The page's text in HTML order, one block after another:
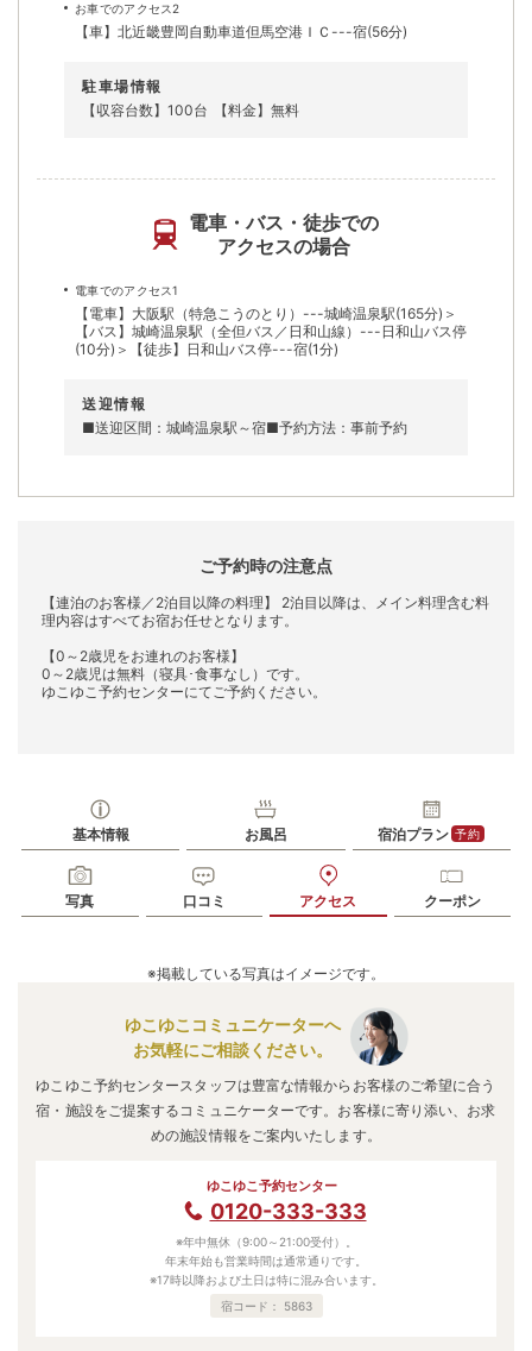
お車でのアクセス2
【車】北近畿豊岡自動車道但馬空港ＩＣ---宿(56分)
駐車場情報
【収容台数】100台
【料金】無料
電車・バス・徒歩での
アクセスの場合
電車でのアクセス1
【電車】大阪駅（特急こうのとり）---城崎温泉駅(165分)＞
【バス】城崎温泉駅（全但バス／日和山線）---日和山バス停
(10分)＞【徒歩】日和山バス停---宿(1分)
送迎情報
■送迎区間：城崎温泉駅～宿■予約方法：事前予約
ご予約時の注意点
【連泊のお客様／2泊目以降の料理】 2泊目以降は、メイン料理含む料
理内容はすべてお宿お任せとなります。
【0～2歳児をお連れのお客様】
0～2歳児は無料（寝具･食事なし）です。
ゆこゆこ予約センターにてご予約ください。
基本情報 お風呂 宿泊プラン 予約
写真 口コミ アクセス クーポン
※掲載している写真はイメージです。
ゆこゆこコミュニケーターへ
お気軽にご相談ください。
ゆこゆこ予約センタースタッフは豊富な情報からお客様のご希望に合う
宿・施設をご提案するコミュニケーターです。お客様に寄り添い、お求
めの施設情報をご案内いたします。
ゆこゆこ予約センター
0120-333-333
※年中無休（9:00～21:00受付）。
年末年始も営業時間は通常通りです。
※17時以降および土日は特に混み合います。
宿コード：
5863